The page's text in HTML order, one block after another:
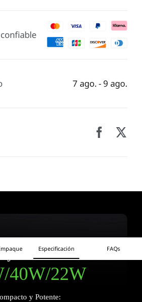
7 ago. - 9 ago.
Especificación FAQs
Falcon2 Pro
40W/22W
y Potente: